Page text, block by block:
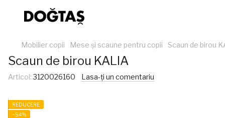
Mobilier copii Mese și scaune pentru copii Scaun de birou
Scaun de birou KALIA
Articol:3120026160 Lasa-ți un comentariu
REDUCERE
−54%